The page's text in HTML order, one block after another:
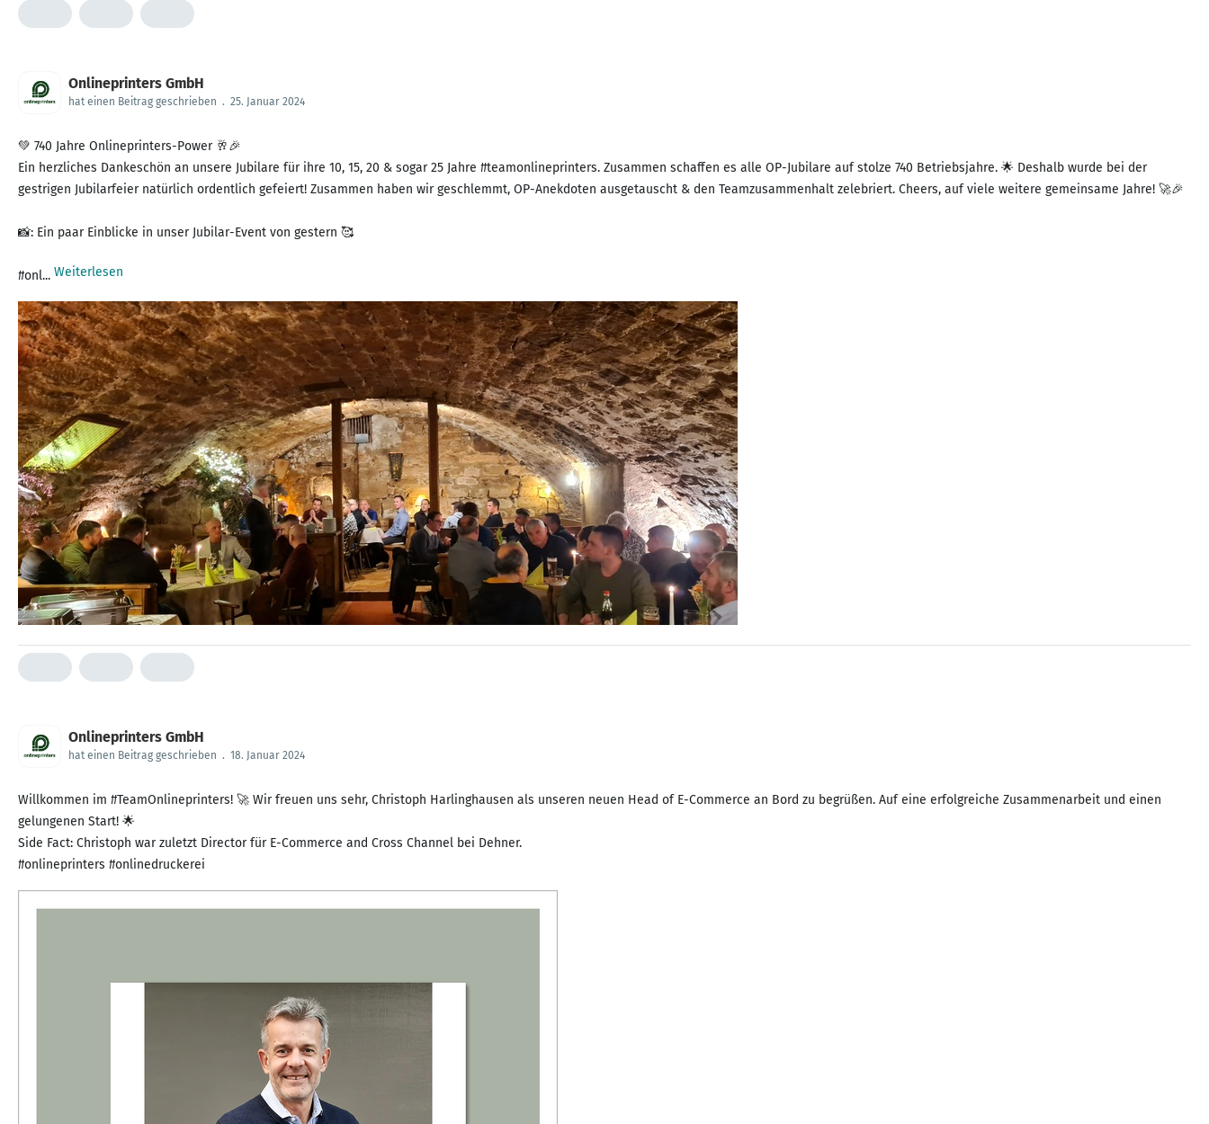
Onlineprinters GmbH
hat einen Beitrag geschrieben . 25. Januar 2024
💚 740 Jahre Onlineprinters-Power 🥂🎉
Ein herzliches Dankeschön an unsere Jubilare für ihre 10, 15, 20 & sogar 25 Jahre #teamonlineprinters. Zusammen schaffen es alle OP-Jubilare auf stolze 740 Betriebsjahre. 🌟 Deshalb wurde bei der
gestrigen Jubilarfeier natürlich ordentlich gefeiert! Zusammen haben wir geschlemmt, OP-Anekdoten ausgetauscht & den Teamzusammenhalt zelebriert. Cheers, auf viele weitere gemeinsame Jahre! 🚀🎉
📸: Ein paar Einblicke in unser Jubilar-Event von gestern 🥰
#onl... Weiterlesen
Onlineprinters GmbH
hat einen Beitrag geschrieben . 18. Januar 2024
Willkommen im #TeamOnlineprinters! 🚀 Wir freuen uns sehr, Christoph Harlinghausen als unseren neuen Head of E-Commerce an Bord zu begrüßen. Auf eine erfolgreiche Zusammenarbeit und einen
gelungenen Start! 🌟
Side Fact: Christoph war zuletzt Director für E-Commerce and Cross Channel bei Dehner.
#onlineprinters #onlinedruckerei